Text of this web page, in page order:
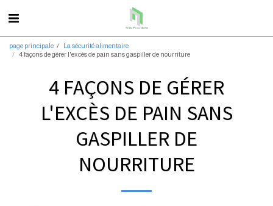
page principale
La sécurité alimentaire
4 façons de gérer l'excès de pain sans gaspiller de nourriture
4 FAÇONS DE GÉRER
L'EXCÈS DE PAIN SANS
GASPILLER DE
NOURRITURE